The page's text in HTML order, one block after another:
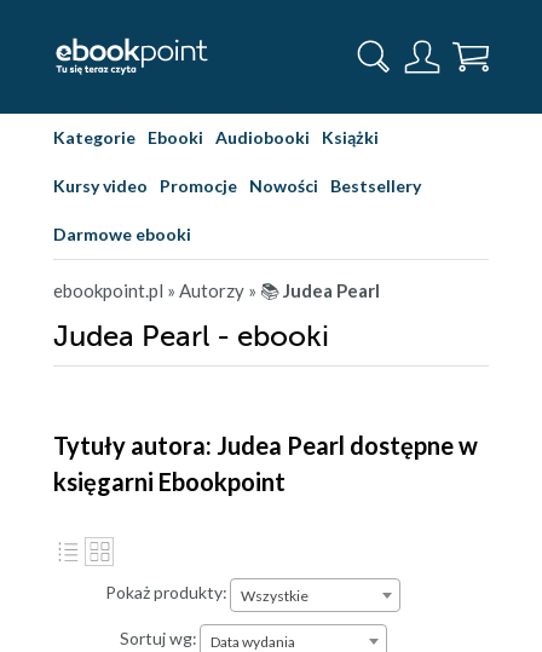
Kategorie Ebooki Audiobooki Książki
Kursy video Promocje Nowości Bestsellery
Darmowe ebooki
ebookpoint.pl » Autorzy » 📚Judea Pearl
Judea Pearl - ebooki
Tytuły autora: Judea Pearl dostępne w
księgarni Ebookpoint
Pokaż produkty: Wszystkie
Sortuj wg: Data wydania